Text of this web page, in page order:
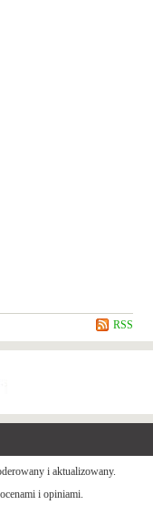
RSS
i aktualizowany.
i opiniami.